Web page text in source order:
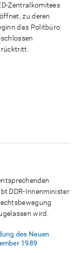
Zentralkomitees
zu deren
das Politbüro
DDR-Innenminister
wird.
des Neuen
1989